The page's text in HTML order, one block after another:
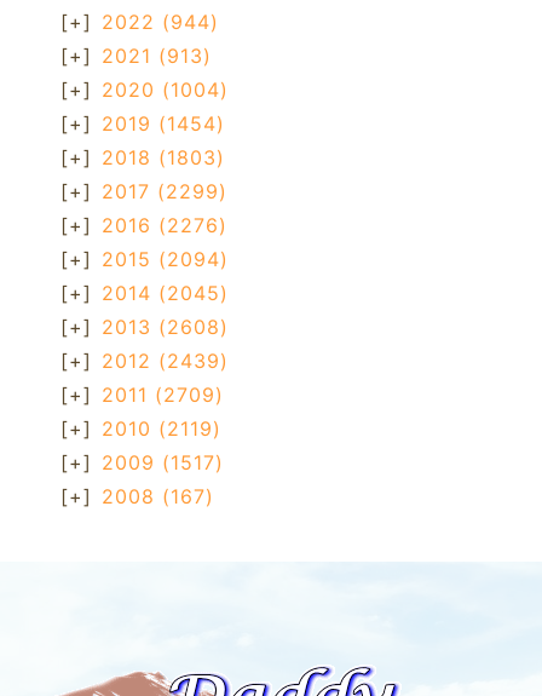
[+] 2022 (944)
[+] 2021 (913)
[+] 2020 (1004)
[+] 2019 (1454)
[+] 2018 (1803)
[+] 2017 (2299)
[+] 2016 (2276)
[+] 2015 (2094)
[+] 2014 (2045)
[+] 2013 (2608)
[+] 2012 (2439)
[+] 2011 (2709)
[+] 2010 (2119)
[+] 2009 (1517)
[+] 2008 (167)